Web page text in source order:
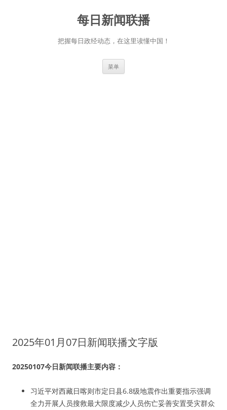
每日新闻联播
把握每日政经动态，在这里读懂中国！
菜单
2025年01月07日新闻联播文字版
20250107今日新闻联播主要内容：
习近平对西藏日喀则市定日县6.8级地震作出重要指示强调
全力开展人员搜救最大限度减少人员伤亡妥善安置受灾群众